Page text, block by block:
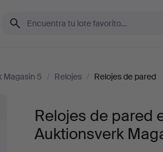
Magasin 5 / Relojes / Relojes de pared
Relojes de pared
Auktionsverk